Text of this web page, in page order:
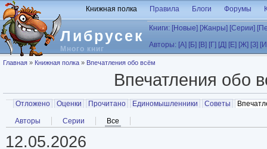
Перейти к основному содержанию
Либрусек
Много книг
Книжная полка Правила Блоги Форумы
Книги: [Новые] [Жанры] [Серии]
Авторы: [А] [Б] [В] [Г] [Д] [Е] [Ж] [З]
Вы здесь
Главная » Книжная полка » Впечатления обо всём
Впечатления обо
Главные вкладки
Отложено Оценки Прочитано Единомышленники Советы
Вторичные вкладки
Авторы Серии Все
12.05.2026